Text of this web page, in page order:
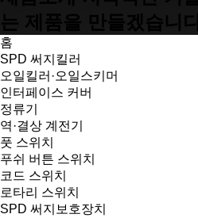
는 제품을 만들겠습니다.
홈
SPD 써지킬러
오일킬러·오일스키머
인터페이스 커버
정류기
역·결상 계전기
풋 스위치
푸쉬 버튼 스위치
코드 스위치
로타리 스위치
SPD 써지보호장치